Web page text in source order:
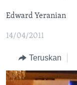
Lanjut
ke
Utama
Lanjut
ke
POLYGRAPH
DAFTAR PROGRAM
Learning English
Edward Yeranian
14/04/2011
Teruskan